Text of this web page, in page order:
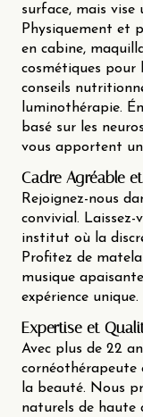
surface, mais vise
Physiquement et
en cabine,
cosmétiques pour
conseils
luminothérapie.
basé sur les
vous apportent
Cadre Agréable
Rejoignez-nous
convivial.
institut où la
Profitez de
musique
expérience unique.
Expertise et
Avec plus de 22
la beauté. Nous
naturels de haute